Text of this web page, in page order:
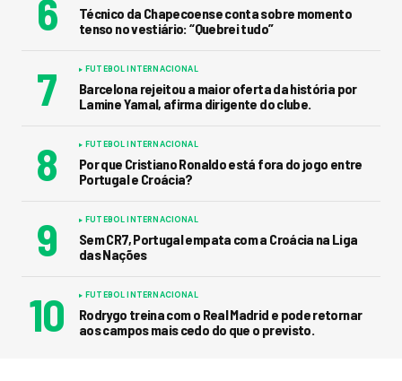
Técnico da Chapecoense conta sobre momento
tenso no vestiário: “Quebrei tudo”
FUTEBOL INTERNACIONAL
Barcelona rejeitou a maior oferta da história por
Lamine Yamal, afirma dirigente do clube.
FUTEBOL INTERNACIONAL
Por que Cristiano Ronaldo está fora do jogo entre
Portugal e Croácia?
FUTEBOL INTERNACIONAL
Sem CR7, Portugal empata com a Croácia na Liga
das Nações
FUTEBOL INTERNACIONAL
Rodrygo treina com o Real Madrid e pode retornar
aos campos mais cedo do que o previsto.